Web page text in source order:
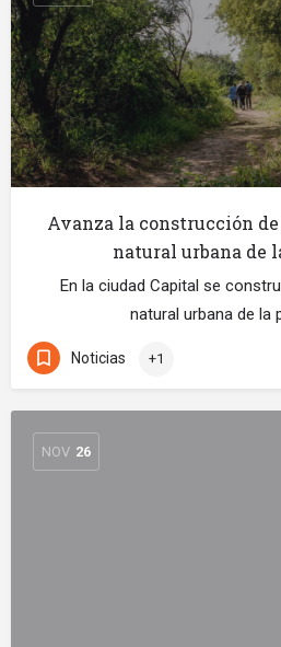
Avanza la construcción
natural urbana de
En la ciudad Capital se
natural urbana de la
Noticias +1
NOV 26